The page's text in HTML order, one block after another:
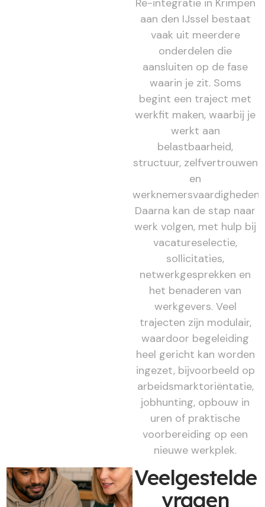
Re-integratie in Krimpen
aan den IJssel bestaat
vaak uit meerdere
onderdelen die
aansluiten op de fase
waarin je zit. Soms
begint een traject met
werkfit maken, waarbij je
werkt aan
belastbaarheid,
structuur, zelfvertrouwen
en
werknemersvaardigheden.
Daarna kan de stap naar
werk volgen, met hulp bij
vacatureselectie,
sollicitaties,
netwerkgesprekken en
het benaderen van
werkgevers. Veel
trajecten zijn modulair,
waardoor begeleiding
heel gericht kan worden
ingezet, bijvoorbeeld op
arbeidsmarktoriëntatie,
jobhunting, opbouw in
uren of praktische
voorbereiding op een
nieuwe werkplek.
Veelgestelde
vragen